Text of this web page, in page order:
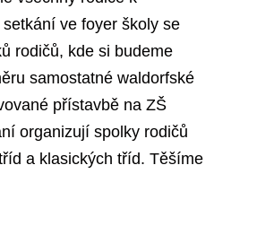
ve foyer školy se
rodičů, kde si budeme
samostatné waldorfské
přístavbě na ZŠ
organizují spolky rodičů
a klasických tříd. Těšíme